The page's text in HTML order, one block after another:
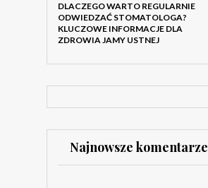
DLACZEGO WARTO REGULARNIE
ODWIEDZAĆ STOMATOLOGA?
KLUCZOWE INFORMACJE DLA
ZDROWIA JAMY USTNEJ
Najnowsze komentarze